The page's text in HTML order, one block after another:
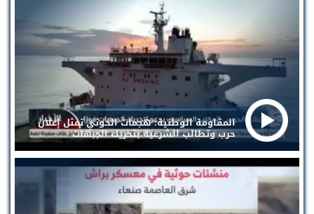
المقاومة الوطنية: هجمات الحوثي تمثل إعلان
حرب وتطالب الشرعية بتحريك الجبهات